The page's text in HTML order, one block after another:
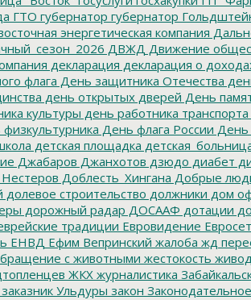
ГТО губернатор губернатор
энергетическая компания
ДВЖД Движение
декларация декларация о
флага День защитника Отечества
день открытых дверей День
культуры день работника транспорта
День флага России
детская площадка
Джабаров Джанхотов дзюдо диабет
Доблесть_Хингана Добрые
долевое строительство должники дом
дорожный радар ДОСААФ дотации
традиции Евровидение
ЕНВД Ефим Вепринский жалоба жд
с животными жестокость
ЖКХ журналистика
заказник Ульдуры закон